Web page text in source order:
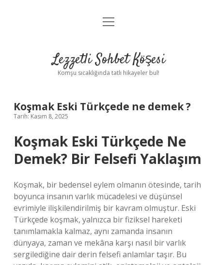
Anasayfa
Yasal Uyarı
menüyü
Lezzetli Sohbet Köşesi
Komşu sıcaklığında tatlı hikayeler bul!
Koşmak Eski Türkçede ne demek ?
Tarih: Kasım 8, 2025
Koşmak Eski Türkçede Ne
Demek? Bir Felsefi Yaklaşım
Koşmak, bir bedensel eylem olmanın ötesinde, tarih
boyunca insanın varlık mücadelesi ve düşünsel
evrimiyle ilişkilendirilmiş bir kavram olmuştur. Eski
Türkçede koşmak, yalnızca bir fiziksel hareketi
tanımlamakla kalmaz, aynı zamanda insanın
dünyaya, zaman ve mekâna karşı nasıl bir varlık
sergilediğine dair derin felsefi anlamlar taşır. Bu